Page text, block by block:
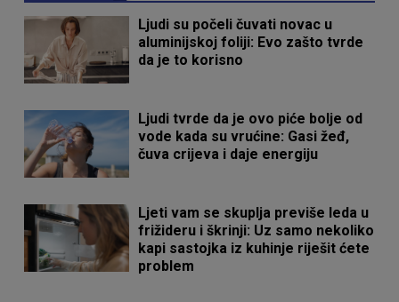
Ljudi su počeli čuvati novac u
aluminijskoj foliji: Evo zašto tvrde
da je to korisno
Ljudi tvrde da je ovo piće bolje od
vode kada su vrućine: Gasi žeđ,
čuva crijeva i daje energiju
Ljeti vam se skuplja previše leda u
frižideru i škrinji: Uz samo nekoliko
kapi sastojka iz kuhinje riješit ćete
problem